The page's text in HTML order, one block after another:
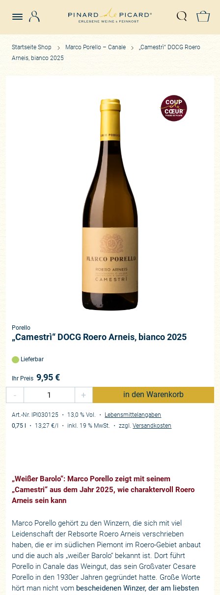
Suche
Startseite Shop Marco Porello – Canale
„Camestrì“ DOCG Roero
Arneis, bianco 2025
Porello
„Camestrì“ DOCG Roero Arneis, bianco 2025
Lieferbar
Ihr Preis 9,95€
-
+ in den Warenkorb
Art.-Nr. IPI030125 ・ 13,0 % Vol. ・ Lebensmittelangaben
0,75 l
・ 13,27 €/l ・ inkl. 19 % MwSt. ・zzgl.Versandkosten
„Weißer Barolo“: Marco Porello zeigt mit seinem
„Camestri“ aus dem Jahr 2025, wie charaktervoll Roero
Arneis sein kann
Marco Porello gehört zu den Winzern, die sich mit viel
Leidenschaft der Rebsorte Roero Arneis verschrieben
haben, die er im südlichen Piemont im Roero-Gebiet anbaut
und die auch als „weißer Barolo“ bekannt ist. Dort führt
Porello in Canale das Weingut, das sein Großvater Cesare
Porello in den 1930er Jahren gegründet hatte. Große Worte
hört man nicht vom bescheidenen Winzer, der am liebsten